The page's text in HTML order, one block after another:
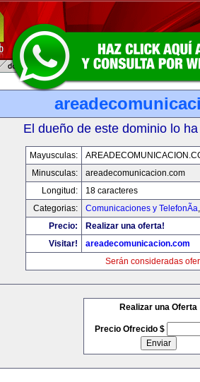
El dueño de este dominio lo
Mayusculas:
Minusculas:
areadecomunicacion.com
Longitud:
18 caracteres
Categorias:
Comunicaciones y TelefonÃ­a
Precio:
Realizar una oferta!
Visitar!
areadecomunicacion.com
Serán consideradas
Realizar una Oferta
Precio Ofrecido $